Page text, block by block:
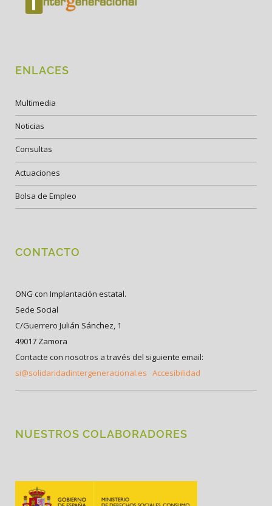
ENLACES
Multimedia
Noticias
Consultas
Actuaciones
Bolsa de Empleo
CONTACTO
ONG con Implantación estatal.
Sede Social
C/Guerrero Julián Sánchez, 1
49017 Zamora
Contacte con nosotros a través del siguiente email:
si@solidaridadintergeneracional.es Accesibilidad
NUESTROS COLABORADORES